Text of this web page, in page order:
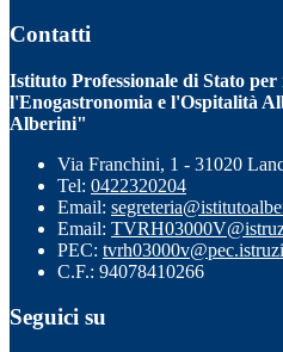
Contatti
Istituto Professionale di Stato
l'Enogastronomia e l'Ospitalità
Alberini"
Via Franchini, 1 - 31020
Tel: 0422320204
Email:
Email:
PEC:
C.F.: 94078410266
Seguici su